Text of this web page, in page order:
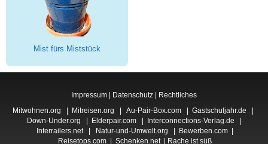
Mist fürs Miststück
Impressum | Datenschutz | Rechtliches
Mitwohnen.org
Mitreisen.org Au-Pair-Box.com Gastschuljahr.de
Down-Under.org
Elderpair.com| Interconnections-Verlag.de
Interrailers.net| Natur-und-Umwelt.org Bewerben.com
Reisetops.com
Schenken.net| Rache ist süß